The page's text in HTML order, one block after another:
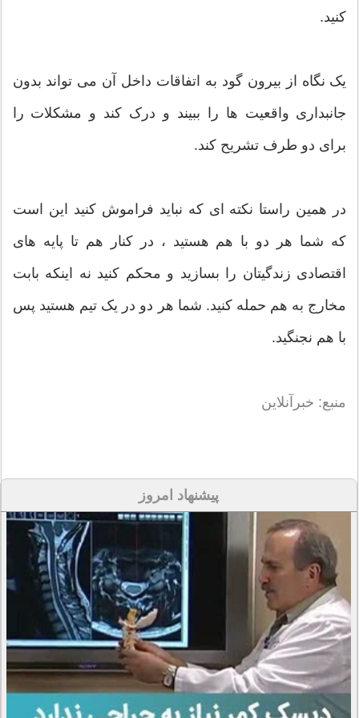
کنید.
یک نگاه از بیرون گود به اتفاقات داخل آن می تواند بدون
جانبداری واقعیت ها را ببیند و درک کند و مشکلات را
برای دو طرف تشریح کند.
در همین راستا نکته ای که نباید فراموش کنید این است
که شما هر دو با هم هستید ، در کنار هم تا پایه های
اقتصادی زندگیتان را بسازید و محکم کنید نه اینکه بابت
مخارج به هم حمله کنید. شما هر دو در یک تیم هستید پس
با هم نجنگید.
منبع: خبرآنلاین
پیشنهاد امروز